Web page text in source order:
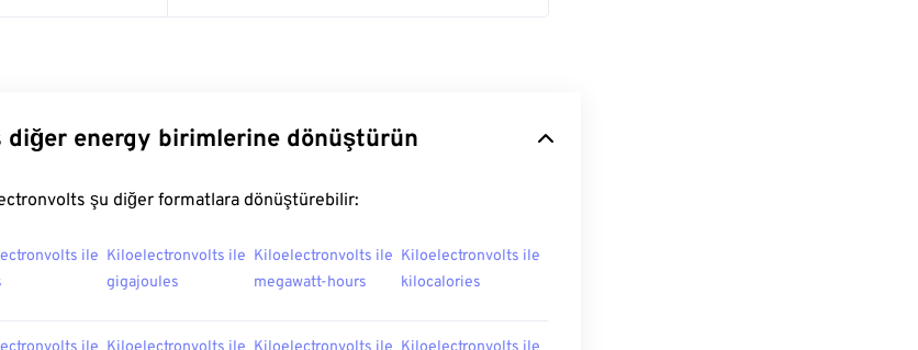
energy birimlerine dönüştürün
şu diğer formatlara dönüştürebilir:
ile Kiloelectronvolts ile
gigajoules
Kiloelectronvolts ile
megawatt-hours
Kiloelectronvolts ile
kilocalories